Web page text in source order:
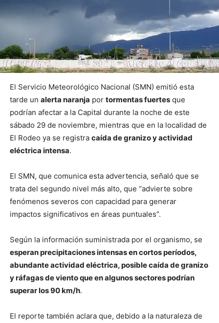
El Servicio Meteorológico Nacional (SMN) emitió esta
tarde un alerta naranja por tormentas fuertes que
podrían afectar a la Capital durante la noche de este
sábado 29 de noviembre, mientras que en la localidad de
El Rodeo ya se registra caída de granizo y actividad
eléctrica intensa.
El SMN, que comunica esta advertencia, señaló que se
trata del segundo nivel más alto, que “advierte sobre
fenómenos severos con capacidad para generar
impactos significativos en áreas puntuales”.
Según la información suministrada por el organismo, se
esperan precipitaciones intensas en cortos períodos,
abundante actividad eléctrica, posible caída de granizo
y ráfagas de viento que en algunos sectores podrían
superar los 90 km/h.
El reporte también aclara que, debido a la naturaleza de